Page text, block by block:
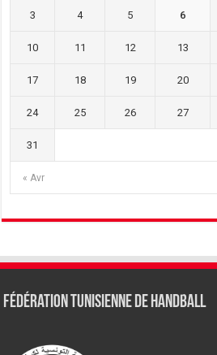
« Avr
3 4 5 6
10 11 12 13
17 18 19 20
24 25 26 27
31
Fédération tunisienne de Handball